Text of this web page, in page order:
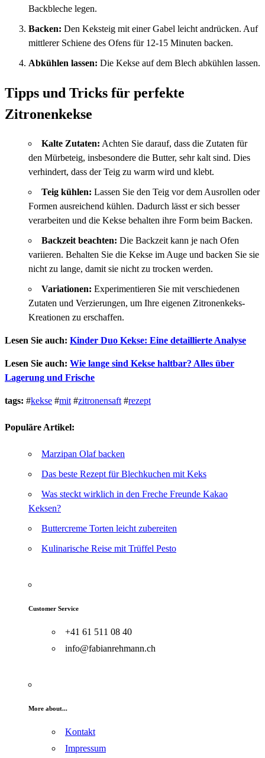
Backbleche legen.
Backen: Den Keksteig mit einer Gabel leicht andrücken. Auf
mittlerer Schiene des Ofens für 12-15 Minuten backen.
Abkühlen lassen: Die Kekse auf dem Blech abkühlen lassen.
Tipps und Tricks für perfekte
Zitronenkekse
Kalte Zutaten: Achten Sie darauf, dass die Zutaten für
den Mürbeteig, insbesondere die Butter, sehr kalt sind. Dies
verhindert, dass der Teig zu warm wird und klebt.
Teig kühlen: Lassen Sie den Teig vor dem Ausrollen oder
Formen ausreichend kühlen. Dadurch lässt er sich besser
verarbeiten und die Kekse behalten ihre Form beim Backen.
Backzeit beachten: Die Backzeit kann je nach Ofen
variieren. Behalten Sie die Kekse im Auge und backen Sie sie
nicht zu lange, damit sie nicht zu trocken werden.
Variationen: Experimentieren Sie mit verschiedenen
Zutaten und Verzierungen, um Ihre eigenen Zitronenkeks-
Kreationen zu erschaffen.
Lesen Sie auch: Kinder Duo Kekse: Eine detaillierte Analyse
Lesen Sie auch: Wie lange sind Kekse haltbar? Alles über
Lagerung und Frische
tags: #kekse #mit #zitronensaft #rezept
Populäre Artikel:
Marzipan Olaf backen
Das beste Rezept für Blechkuchen mit Keks
Was steckt wirklich in den Freche Freunde Kakao
Keksen?
Buttercreme Torten leicht zubereiten
Kulinarische Reise mit Trüffel Pesto
Customer Service
+41 61 511 08 40
info@fabianrehmann.ch
More about...
Kontakt
Impressum